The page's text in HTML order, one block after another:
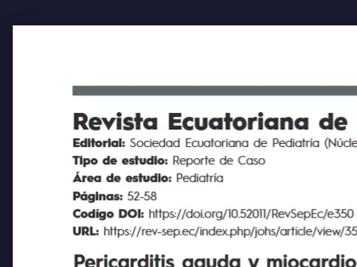
Revista Ecuatoriana de
Editorial:
Sociedad Ecuatoriana de Pediatría
Tipo de estudio:
Reporte de Caso
Área de estudio:
Páginas:
52-58
Codígo DOI:
https://doi.org/10.52011/RevSepEc/e350
https://rev-sep.ec/index.php/johs/article/view/350